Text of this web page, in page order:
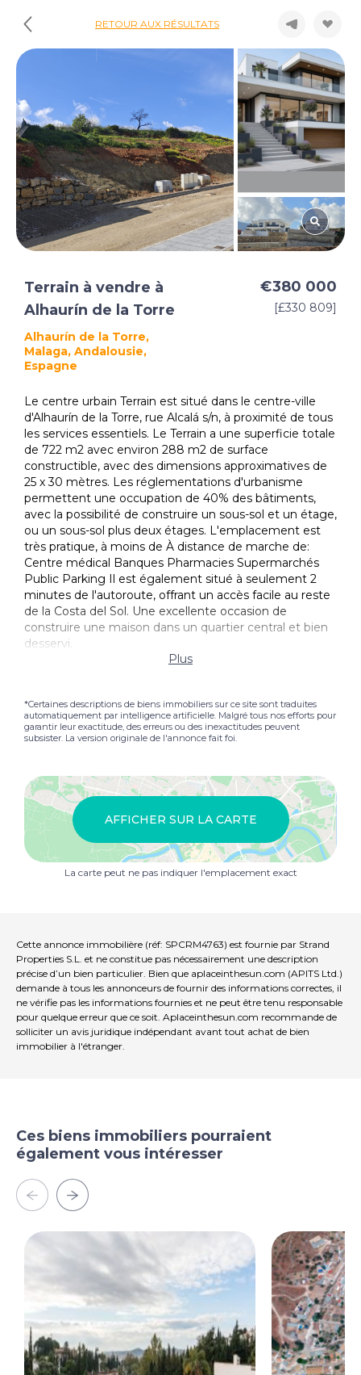
RETOUR AUX RÉSULTATS
Terrain à vendre à
Alhaurín de la Torre
Alhaurín de la Torre,
Malaga, Andalousie,
Espagne
€380 000
[£330 809]
Le centre urbain Terrain est situé dans le centre-ville
d'Alhaurín de la Torre, rue Alcalá s/n, à proximité de tous
les services essentiels. Le Terrain a une superficie totale
de 722 m2 avec environ 288 m2 de surface
constructible, avec des dimensions approximatives de
25 x 30 mètres. Les réglementations d'urbanisme
permettent une occupation de 40% des bâtiments,
avec la possibilité de construire un sous-sol et un étage,
ou un sous-sol plus deux étages. L'emplacement est
très pratique, à moins de À distance de marche de:
Centre médical Banques Pharmacies Supermarchés
Public Parking Il est également situé à seulement 2
minutes de l'autoroute, offrant un accès facile au reste
de la Costa del Sol. Une excellente occasion de
construire une maison dans un quartier central et bien
desservi.
Plus
*Certaines descriptions de biens immobiliers sur ce site sont traduites
automatiquement par intelligence artificielle. Malgré tous nos efforts pour
garantir leur exactitude, des erreurs ou des inexactitudes peuvent
subsister. La version originale de l'annonce fait foi.
AFFICHER SUR LA CARTE
La carte peut ne pas indiquer l'emplacement exact
Cette annonce immobilière (réf: SPCRM4763) est fournie par Strand
Properties S.L. et ne constitue pas nécessairement une description
précise d’un bien particulier. Bien que aplaceinthesun.com (APITS Ltd.)
demande à tous les annonceurs de fournir des informations correctes, il
ne vérifie pas les informations fournies et ne peut être tenu responsable
pour quelque erreur que ce soit. Aplaceinthesun.com recommande de
solliciter un avis juridique indépendant avant tout achat de bien
immobilier à l'étranger.
Ces biens immobiliers pourraient
également vous intéresser